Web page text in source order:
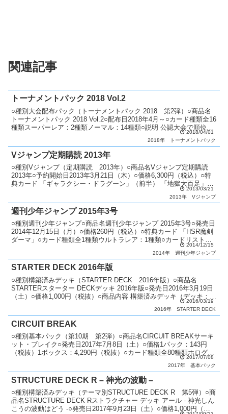
関連記事
トーナメントパック 2018 Vol.2
○種別大会配布パック（トーナメントパック 2018 第2弾）○商品名
トーナメントパック 2018 Vol.2○配布日2018年4月～○カード種類全16
種類スーパーレア：2種類ノーマル：14種類○説明 公認大会で順位に
2018/04/01
2018年
トーナメントパック
Vジャンプ定期購読 2013年
○種別Vジャンプ（定期購読 2013年）○商品名Vジャンプ定期購読
2013年○予約開始日2013年3月21日（木）○価格6,300円（税込）○特
典カード 「ギャラクシー・ドラグーン」（前半） 「地獄大百足」
2013/03/21
2013年
Vジャンプ
週刊少年ジャンプ 2015年3号
○種別週刊少年ジャンプ○商品名週刊少年ジャンプ 2015年3号○発売日
2014年12月15日（月）○価格260円（税込）○特典カード 「HSR魔剣
ダーマ」○カード種類全1種類ウルトラレア：1種類○カードリスト週
2014/12/15
2014年
週刊少年ジャンプ
STARTER DECK 2016年版
○種別構築済みデッキ（STARTER DECK 2016年版）○商品名
STARTERスターター DECKデッキ 2016年版○発売日2016年3月19日
（土）○価格1,000円（税抜）○商品内容 構築済みデッキ（デッキ：
2016/03/19
2016年
STARTER DECK
CIRCUIT BREAK
○種別基本パック（第10期 第2弾）○商品名CIRCUIT BREAKサーキ
ット・ブレイク○発売日2017年7月8日（土）○価格1パック：143円
（税抜）1ボックス：4,290円（税抜）○カード種類全80種類ホログラ
2017/07/08
2017年
基本パック
STRUCTURE DECK R – 神光の波動 –
○種別構築済みデッキ（テーマ別STRUCTURE DECK R 第5弾）○商
品名STRUCTURE DECK Rストラクチャー デッキ アール - 神光しん
こうの波動はどう -○発売日2017年9月23日（土）○価格1,000円（税